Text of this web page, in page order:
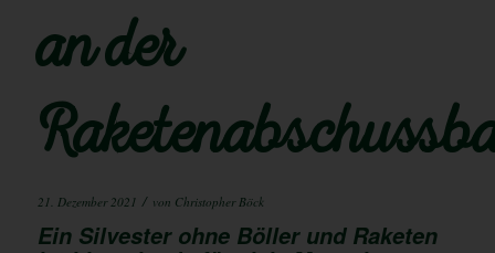
an der
21. Dezember 2021 / von Christopher Böck
Ein Silvester ohne Böller und Raketen